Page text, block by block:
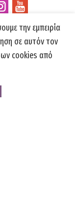
την εμπειρία
σε αυτόν τον
cookies από